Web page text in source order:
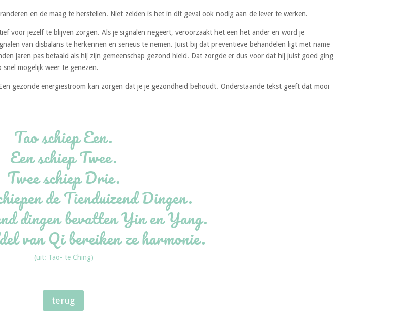
en de maag te herstellen. Niet zelden is het in dit geval ook nodig aan de lever te werken.
voor jezelf te blijven zorgen. Als je signalen negeert, veroorzaakt het een het ander en word je
van disbalans te herkennen en serieus te nemen. Juist bij dat preventieve behandelen ligt met name
jaren pas betaald als hij zijn gemeenschap gezond hield. Dat zorgde er dus voor dat hij juist goed ging
mogelijk weer te genezen.
gezonde energiestroom kan zorgen dat je je gezondheid behoudt. Onderstaande tekst geeft dat mooi
Tao schiep Een.
Een schiep Twee.
Twee schiep Drie.
de Tienduizend Dingen.
dingen bevatten Yin en Yang.
van Qi bereiken ze harmonie.
(uit: Tao- te Ching)
terug